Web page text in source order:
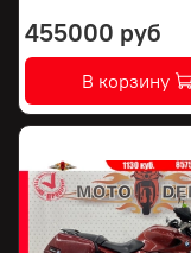
455000 руб
В корзину